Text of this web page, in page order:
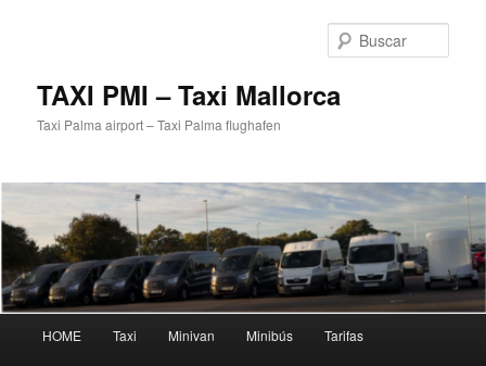
TAXI PMI – Taxi Mallorca
Taxi Palma airport – Taxi Palma flughafen
principal
HOME Taxi Minivan Minibús Tarifas